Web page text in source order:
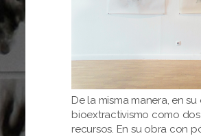
De la misma manera, en
bioextractivismo como
recursos. En su obra con